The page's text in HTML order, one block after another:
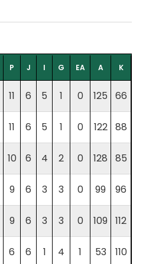
P J I G EA A K
11 6 5 1 0 125 66
11 6 5 1 0 122 88
10 6 4 2 0 128 85
9 6 3 3 0 99 96
9 6 3 3 0 109 112
6 6 1 4 1 53 110